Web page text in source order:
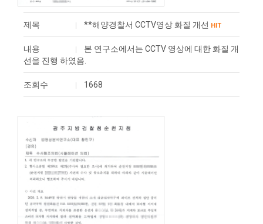
제목 **해양경찰서 CCTV영상 화질 개선 HIT
내용
본 연구소에서는 CCTV 영상에 대한 화질 개
선을 진행 하였음.
조회수 1668